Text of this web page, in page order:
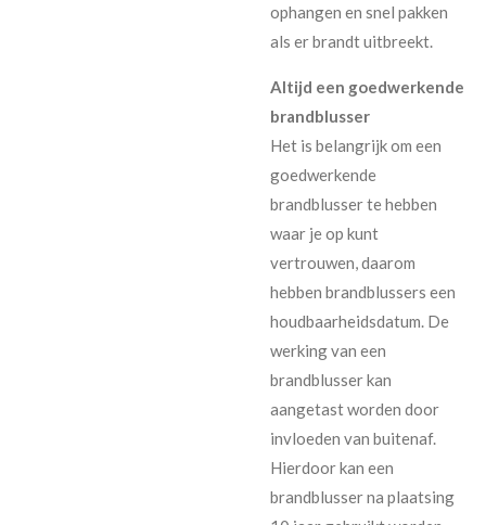
ophangen en snel pakken
als er brandt uitbreekt.
Altijd een goedwerkende
brandblusser
Het is belangrijk om een
goedwerkende
brandblusser te hebben
waar je op kunt
vertrouwen, daarom
hebben brandblussers een
houdbaarheidsdatum. De
werking van een
brandblusser kan
aangetast worden door
invloeden van buitenaf.
Hierdoor kan een
brandblusser na plaatsing